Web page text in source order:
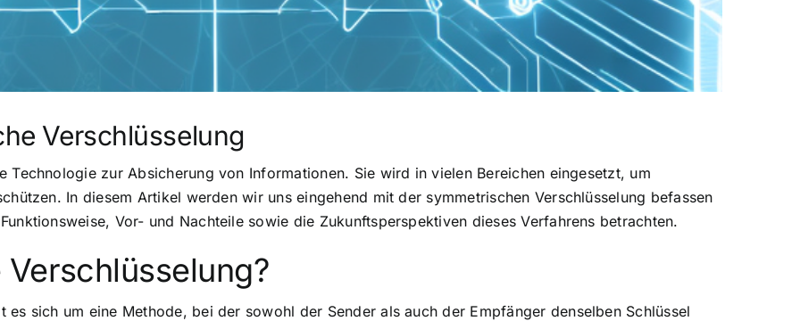
Verschlüsselung
Technologie zur Absicherung von Informationen. Sie wird in vielen Bereichen eingesetzt, um
In diesem Artikel werden wir uns eingehend mit der symmetrischen Verschlüsselung befassen
Vor- und Nachteile sowie die Zukunftsperspektiven dieses Verfahrens betrachten.
es sich um eine Methode, bei der sowohl der Sender als auch der Empfänger denselben Schlüssel